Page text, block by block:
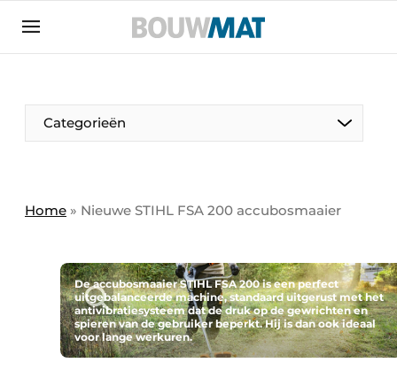
Aanmelden
Bedrijven
Bedrijven
Evenement aanmelden
Meest gelezen
Nieuwsbrief
Categorieën
Home » Nieuwe STIHL FSA 200 accubosmaaier
De accubosmaaier STIHL FSA 200 is een perfect
uitgebalanceerde machine, standaard uitgerust met het
antivibratiesysteem dat de druk op de gewrichten en
spieren van de gebruiker beperkt. Hij is dan ook ideaal
voor lange werkuren.